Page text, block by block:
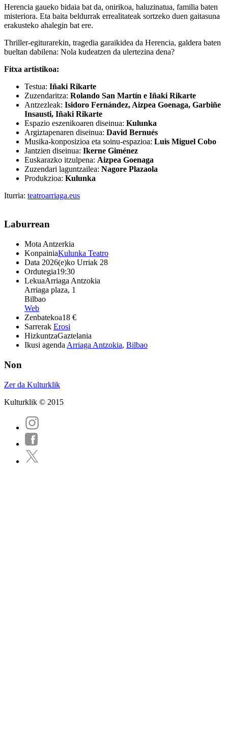
Herencia gaueko bidaia bat da, onirikoa, haluzinatua, familia baten
misteriora. Eta baita beldurrak errealitateak sortzeko duen gaitasuna
erakusteko ahalegin bat ere.
Thriller-egiturarekin, tragedia garaikidea da Herencia, galdera baten
bueltan dabilena: Nola kudeatzen da ulertezina dena?
Fitxa artistikoa:
Testua: Iñaki Rikarte
Zuzendaritza: Rolando San Martín e Iñaki Rikarte
Antzezleak: Isidoro Fernández, Aizpea Goenaga, Garbiñe
Insausti, Iñaki Rikarte
Espazio eszenikoaren diseinua: Kulunka
Argiztapenaren diseinua: David Bernués
Musika-konposizioa eta soinu-espazioa: Luis Miguel Cobo
Jantzien diseinua: Ikerne Giménez
Euskarazko itzulpena: Aizpea Goenaga
Zuzendari laguntzailea: Nagore Plazaola
Produkzioa: Kulunka
Iturria: teatroarriaga.eus
Laburrean
Mota Antzerkia
KonpainiaKulunka Teatro
Data 2026(e)ko Urriak 28
Ordutegia19:30
LekuaArriaga Antzokia
Arriaga plaza, 1
Bilbao
Web
Zenbatekoa18 €
Sarrerak Erosi
HizkuntzaGaztelania
Ikusi agenda Arriaga Antzokia, Bilbao
Non
Zer da Kulturklik
Kulturklik © 2015